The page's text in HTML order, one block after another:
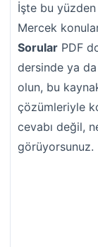
İşte bu yüzden
Mercek
Sorular PDF
dersinde ya
olun, bu
çözümleriyle
cevabı değil,
görüyorsunuz.